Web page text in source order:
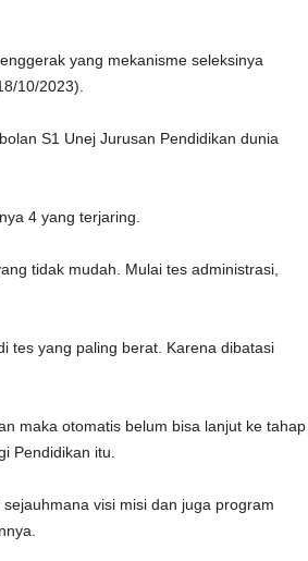
yang mekanisme seleksinya
10/2023).
S1 Unej Jurusan Pendidikan dunia
4 yang terjaring.
tidak mudah. Mulai tes administrasi,
tes yang paling berat. Karena dibatasi
maka otomatis belum bisa lanjut ke tahap
Pendidikan itu.
visi misi dan juga program